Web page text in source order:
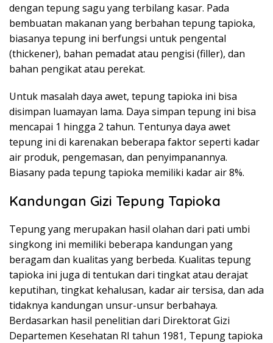
dengan tepung sagu yang terbilang kasar. Pada
bembuatan makanan yang berbahan tepung tapioka,
biasanya tepung ini berfungsi untuk pengental
(thickener), bahan pemadat atau pengisi (filler), dan
bahan pengikat atau perekat.
Untuk masalah daya awet, tepung tapioka ini bisa
disimpan luamayan lama. Daya simpan tepung ini bisa
mencapai 1 hingga 2 tahun. Tentunya daya awet
tepung ini di karenakan beberapa faktor seperti kadar
air produk, pengemasan, dan penyimpanannya.
Biasany pada tepung tapioka memiliki kadar air 8%.
Kandungan Gizi Tepung Tapioka
Tepung yang merupakan hasil olahan dari pati umbi
singkong ini memiliki beberapa kandungan yang
beragam dan kualitas yang berbeda. Kualitas tepung
tapioka ini juga di tentukan dari tingkat atau derajat
keputihan, tingkat kehalusan, kadar air tersisa, dan ada
tidaknya kandungan unsur-unsur berbahaya.
Berdasarkan hasil penelitian dari Direktorat Gizi
Departemen Kesehatan RI tahun 1981, Tepung tapioka